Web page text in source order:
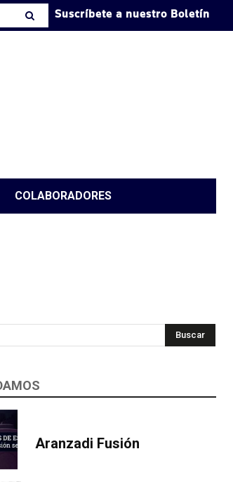
Suscríbete a nuestro Boletín
COLABORADORES
Buscar
Aranzadi Fusión